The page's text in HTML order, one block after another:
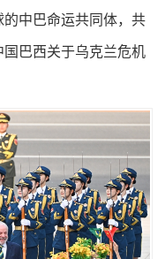
中巴命运共同体，共
巴西关于乌克兰危机